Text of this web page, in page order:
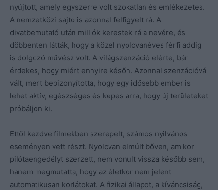
nyújtott, amely egyszerre volt szokatlan és emlékezetes.
A nemzetközi sajtó is azonnal felfigyelt rá. A
divatbemutató után milliók kerestek rá a nevére, és
döbbenten látták, hogy a közel nyolcvanéves férfi addig
is dolgozó művész volt. A világszenzáció elérte, bár
érdekes, hogy miért ennyire későn. Azonnal szenzációvá
vált, mert bebizonyította, hogy egy idősebb ember is
lehet aktív, egészséges és képes arra, hogy új területeket
próbáljon ki.
Ettől kezdve filmekben szerepelt, számos nyilvános
eseményen vett részt. Nyolcvan elmúlt bőven, amikor
pilótaengedélyt szerzett, nem vonult vissza később sem,
hanem megmutatta, hogy az életkor nem jelent
automatikusan korlátokat. A fizikai állapot, a kíváncsiság,